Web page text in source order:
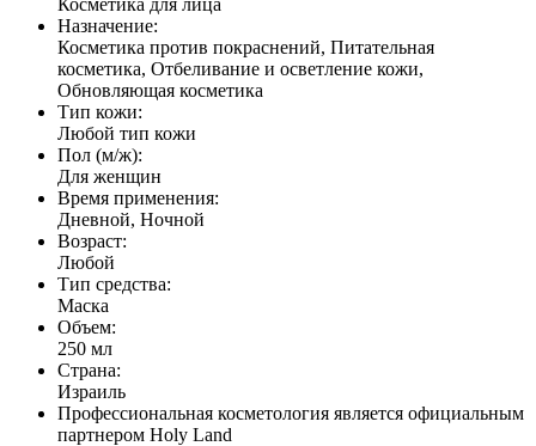
Назначение:
Косметика против покраснений, Питательная
косметика, Отбеливание и осветление кожи,
Обновляющая косметика
Тип кожи:
Любой тип кожи
Пол (м/ж):
Для женщин
Время применения:
Дневной, Ночной
Возраст:
Любой
Тип средства:
Маска
Объем:
250 мл
Страна:
Израиль
Профессиональная косметология является официальным
партнером Holy Land